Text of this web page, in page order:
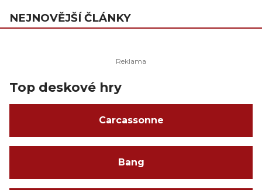
NEJNOVĚJŠÍ ČLÁNKY
Top deskové hry
Carcassonne
Bang